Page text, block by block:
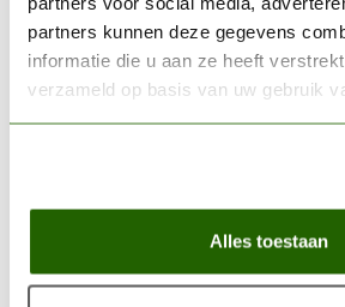
partners kunnen deze gegevens
informatie die u aan ze heeft
verzameld op basis van uw gebruik
Alles toestaan
VALLEJO
Vallejo Model Air Metallic
Steel - 17ml - 71065
(0)
Eyedropper flesje(0)